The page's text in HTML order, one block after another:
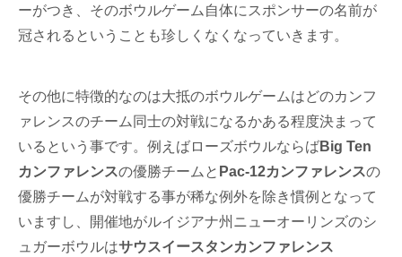
ーがつき、そのボウルゲーム自体にスポンサーの名前が
冠されるということも珍しくなくなっていきます。
その他に特徴的なのは大抵のボウルゲームはどのカンフ
ァレンスのチーム同士の対戦になるかある程度決まって
いるという事です。例えばローズボウルならばBig Ten
カンファレンスの優勝チームと Pac-12カンファレンスの
優勝チームが対戦する事が稀な例外を除き慣例となって
いますし、開催地がルイジアナ州ニューオーリンズのシ
ュガーボウルはサウスイースタンカンファレンス